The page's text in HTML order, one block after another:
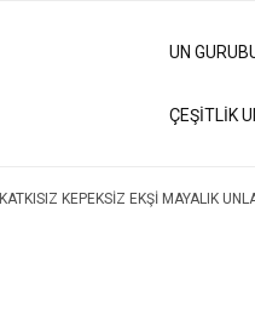
UN
ÇEŞİTLİK
KATKISIZ KEPEKSİZ EKŞİ MAYALIK